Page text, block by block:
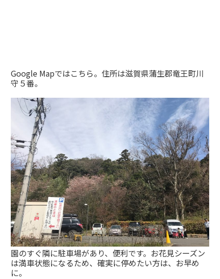
Google Mapではこちら。住所は滋賀県蒲生郡竜王町川
守５番。
園のすぐ隣に駐車場があり、便利です。お花見シーズン
は満車状態になるため、確実に停めたい方は、お早め
に。